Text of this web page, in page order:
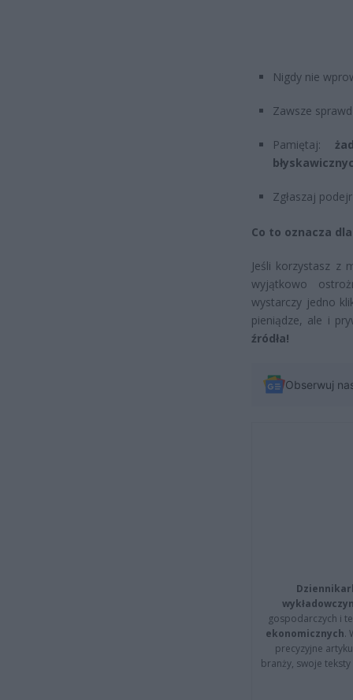
Nigdy nie
Zawsze
Pamiętaj:
Zgłaszaj
Co to oznacza
Jeśli korzystasz z
wyjątkowo
wystarczy jedno
pieniądze, ale i
źródła!
Obserwuj
gospodarczych i
ekonomicznych.
precyzyjne
branży, swoje